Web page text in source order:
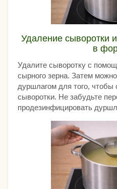
Удаление сыворотки
в
Удалите сыворотку с
сырного зерна. Затем
дуршлагом для того, чтобы
сыворотки. Не забудьте
продезинфицировать